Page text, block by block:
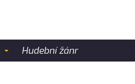
Hudební žánr